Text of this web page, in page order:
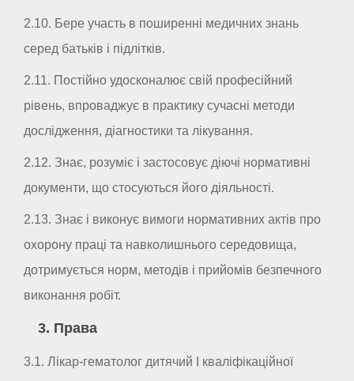
2.10. Бере участь в поширенні медичних знань
серед батьків і підлітків.
2.11. Постійно удосконалює свій професійний
рівень, впроваджує в практику сучасні методи
дослідження, діагностики та лікування.
2.12. Знає, розуміє і застосовує діючі нормативні
документи, що стосуються його діяльності.
2.13. Знає і виконує вимоги нормативних актів про
охорону праці та навколишнього середовища,
дотримується норм, методів і прийомів безпечного
виконання робіт.
3. Права
3.1. Лікар-гематолог дитячий I кваліфікаційної